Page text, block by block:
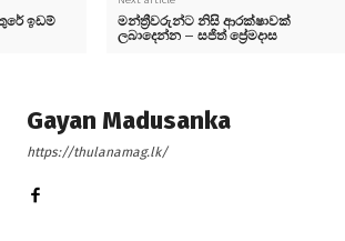
ඉඩම්
මන්ත්‍රීවරුන්ට නිසි ආරක්ෂාවක්
ලබාදෙන්න – සජිත් ප්‍රේමදාස
Gayan Madusanka
https://thulanamag.lk/